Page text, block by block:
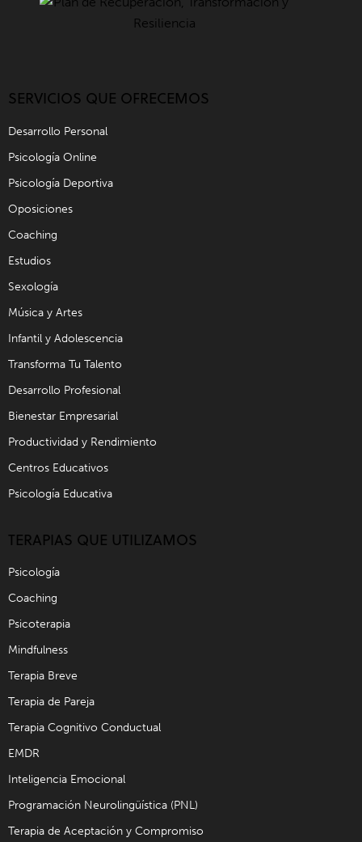
SERVICIOS QUE OFRECEMOS
Desarrollo Personal
Psicología Online
Psicología Deportiva
Oposiciones
Coaching
Estudios
Sexología
Música y Artes
Infantil y Adolescencia
Transforma Tu Talento
Desarrollo Profesional
Bienestar Empresarial
Productividad y Rendimiento
Centros Educativos
Psicología Educativa
TERAPIAS QUE UTILIZAMOS
Psicología
Coaching
Psicoterapia
Mindfulness
Terapia Breve
Terapia de Pareja
Terapia Cognitivo Conductual
EMDR
Inteligencia Emocional
Programación Neurolingüística (PNL)
Terapia de Aceptación y Compromiso